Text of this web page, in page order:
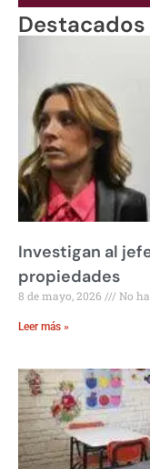
Destacados
Investigan al
propiedades
8 de mayo, 2026 No
Leer más »